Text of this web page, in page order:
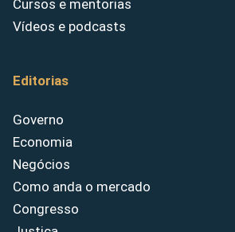
Cursos e mentorias
Vídeos e podcasts
Editorias
Governo
Economia
Negócios
Como anda o mercado
Congresso